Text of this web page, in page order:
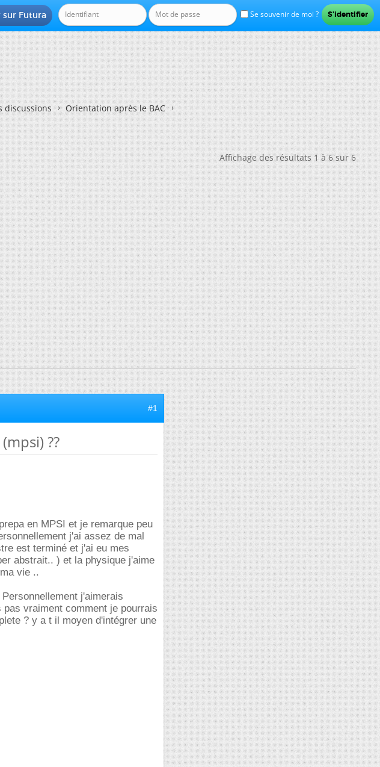
Se souvenir de moi ?
sur Futura
discussions
Orientation après le BAC
Affichage des résultats 1 à 6 sur 6
#1
??
en MPSI et je remarque peu
j'ai assez de mal
est terminé et j'ai eu mes
abstrait.. ) et la physique j'aime
vie ..
j'aimerais
vraiment comment je pourrais
? y a t il moyen d'intégrer une